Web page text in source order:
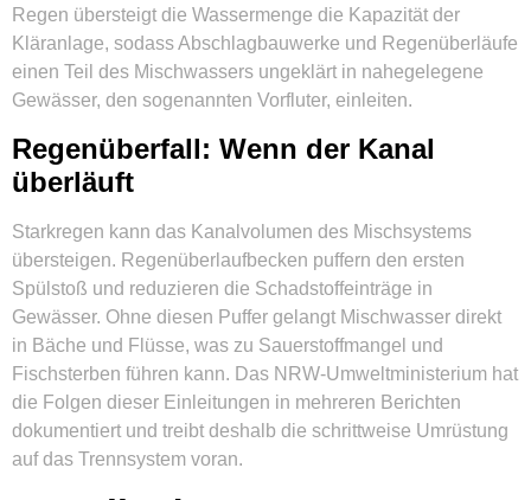
Regen übersteigt die Wassermenge die Kapazität der
Kläranlage, sodass Abschlagbauwerke und Regenüberläufe
einen Teil des Mischwassers ungeklärt in nahegelegene
Gewässer, den sogenannten Vorfluter, einleiten.
Regenüberfall: Wenn der Kanal
überläuft
Starkregen kann das Kanalvolumen des Mischsystems
übersteigen. Regenüberlaufbecken puffern den ersten
Spülstoß und reduzieren die Schadstoffeinträge in
Gewässer. Ohne diesen Puffer gelangt Mischwasser direkt
in Bäche und Flüsse, was zu Sauerstoffmangel und
Fischsterben führen kann. Das NRW-Umweltministerium hat
die Folgen dieser Einleitungen in mehreren Berichten
dokumentiert und treibt deshalb die schrittweise Umrüstung
auf das Trennsystem voran.